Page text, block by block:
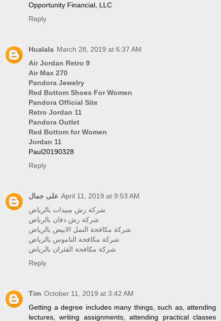
Opportunity Financial, LLC
Reply
Hualala March 28, 2019 at 6:37 AM
Air Jordan Retro 9
Air Max 270
Pandora Jewelry
Red Bottom Shoes For Women
Pandora Official Site
Retro Jordan 11
Pandora Outlet
Red Bottom for Women
Jordan 11
Paul20190328
Reply
على جمال April 11, 2019 at 9:53 AM
شركة رش مبيدات بالرياض
شركة رش دفان بالرياض
شركة مكافحة النمل الابيض بالرياض
شركة مكافحة الناموس بالرياض
شركة مكافحة الفئران بالرياض
Reply
Tim October 11, 2019 at 3:42 AM
Getting a degree includes many things, such as, attending
lectures, writing assignments, attending practical classes